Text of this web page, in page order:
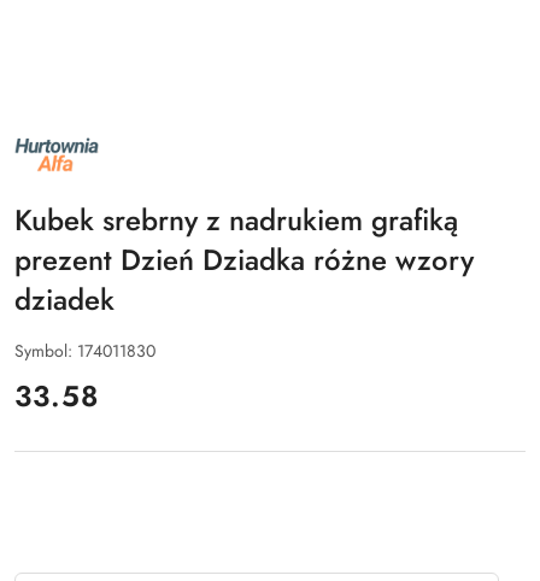
NAZWA
PRODUCENTA:
ALFA
Kubek srebrny z nadrukiem grafiką
prezent Dzień Dziadka różne wzory
dziadek
Symbol: 174011830
cena:
33.58